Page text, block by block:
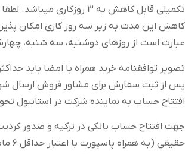
تکمیلی قابل کاهش به 3 روزکاری
کاهش این مدت به زیر سه روز کاری امکان
عبارت است از روزهای دوشنبه، سه شنبه،
تصویر توافقنامه خرید همراه با امضا باید
پس از ثبت سفارش برای مشاور فروش ارسال
افتتاح حساب به نماینده شرکت در استانبول
جهت افتتاح حساب بانکی در ترکیه و صدور